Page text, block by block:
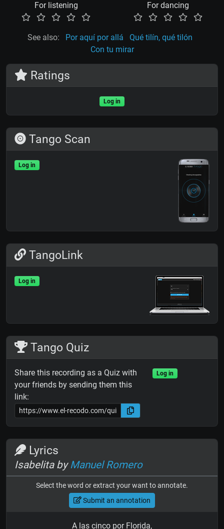
For listening For dancing
See also: Por aquí por allá
Qué tilín, qué tilón
Con tu mirar
Ratings
Log in
Tango Scan
Log in
TangoLink
Log in
Tango Quiz
Share this recording as a Quiz with
your friends by sending them this
link:
Log in
Lyrics
Isabelita byManuel Romero
Select the word or extract your want to annotate.
Submit an annotation
A las cinco por Florida,